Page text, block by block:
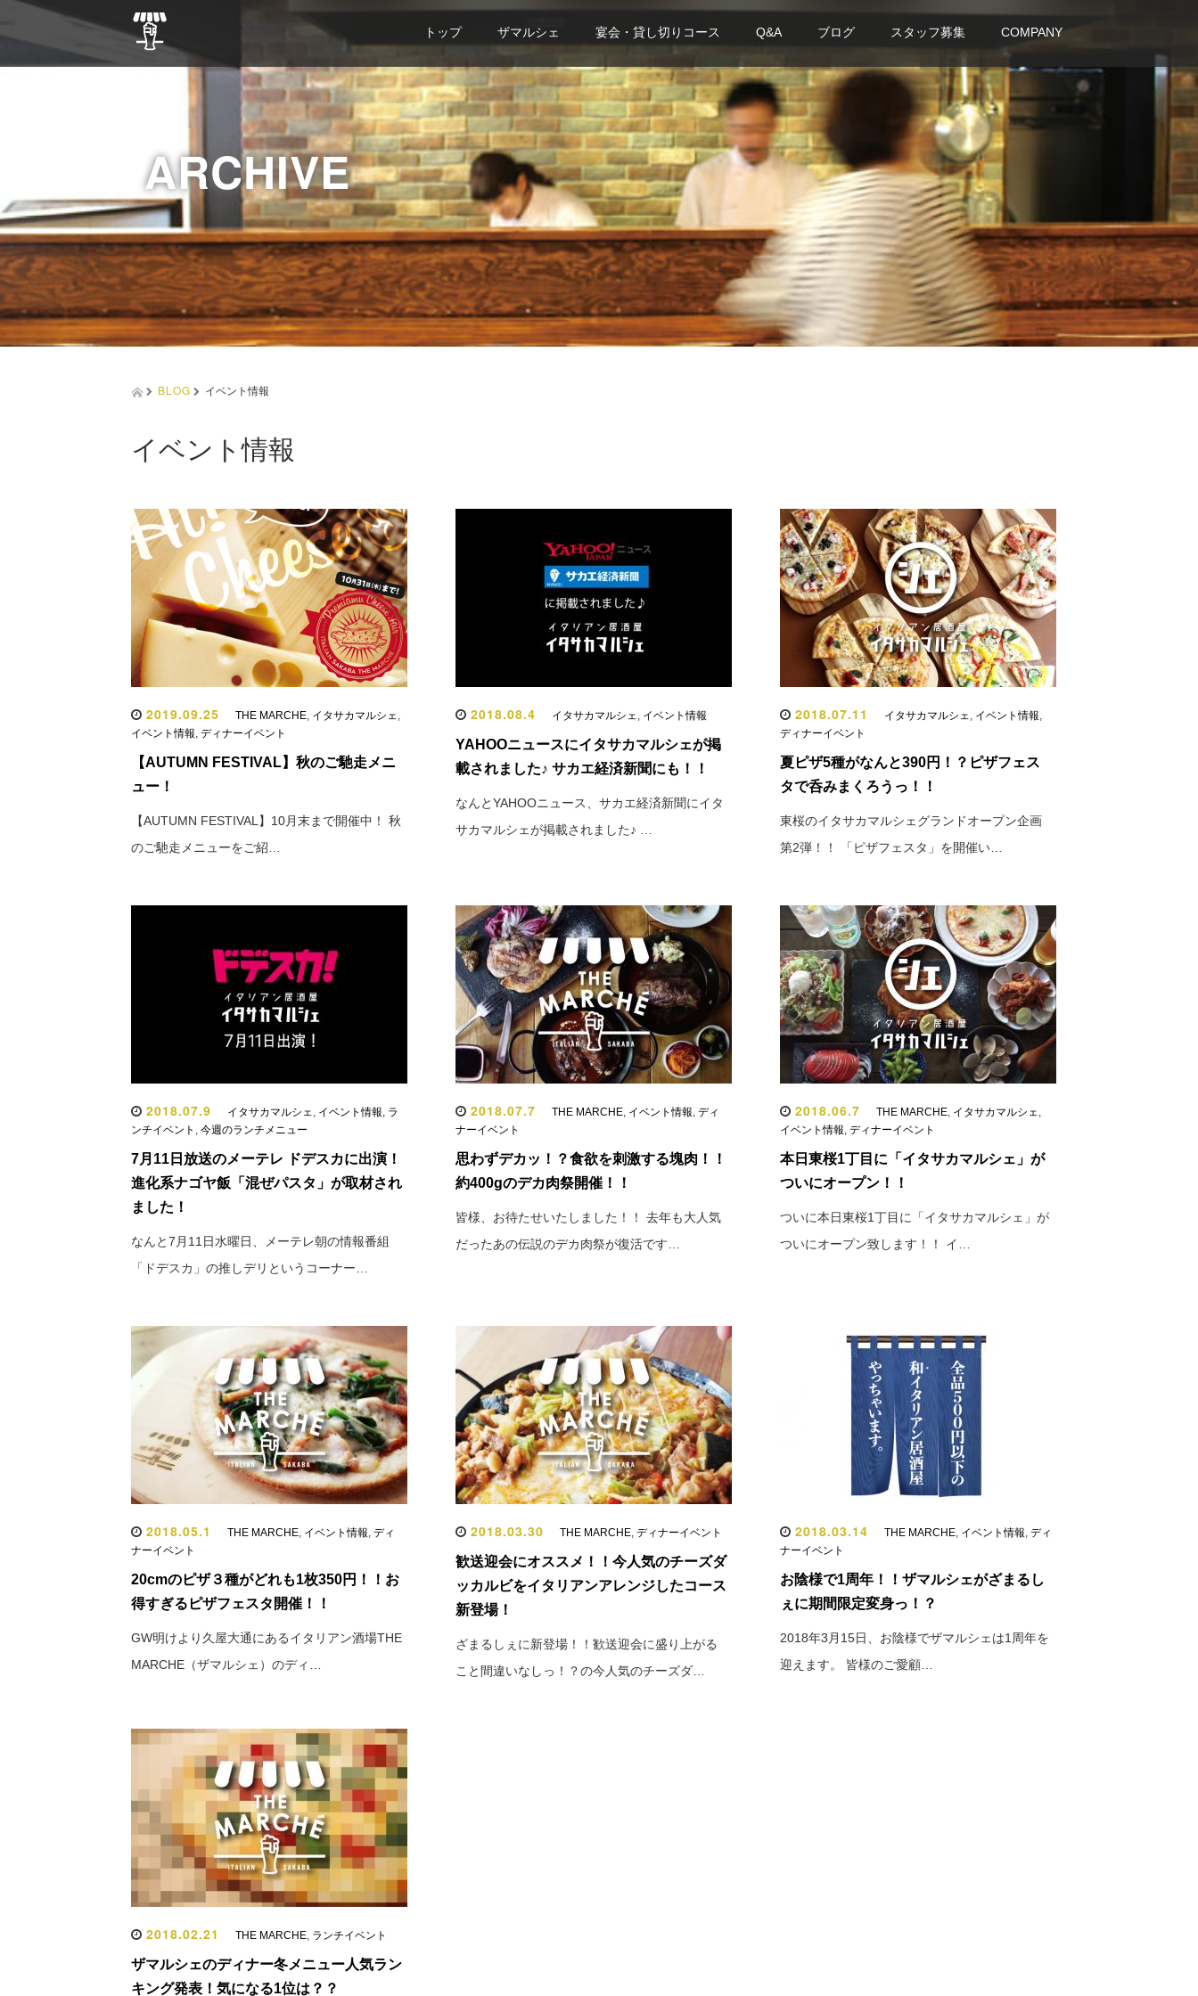
トップ ザマルシェ 宴会・貸し切りコース Q&A ブログ スタッフ募集 COMPANY
ARCHIVE
BLOG イベント情報
イベント情報
2019.09.25 THE MARCHE, イタサカマルシェ,
イベント情報, ディナーイベント
【AUTUMN FESTIVAL】秋のご馳走メニ
ュー！
【AUTUMN FESTIVAL】10月末まで開催中！ 秋
のご馳走メニューをご紹…
2018.08.4 イタサカマルシェ, イベント情報
YAHOOニュースにイタサカマルシェが掲
載されました♪ サカエ経済新聞にも！！
なんとYAHOOニュース、サカエ経済新聞にイタ
サカマルシェが掲載されました♪ …
2018.07.11 イタサカマルシェ, イベント情報,
ディナーイベント
夏ピザ5種がなんと390円！？ピザフェス
タで呑みまくろうっ！！
東桜のイタサカマルシェグランドオープン企画
第2弾！！ 「ピザフェスタ」を開催い…
2018.07.9 イタサカマルシェ, イベント情報, ラ
ンチイベント , 今週のランチメニュー
7月11日放送のメーテレ ドデスカに出演！
進化系ナゴヤ飯「混ぜパスタ」が取材され
ました！
なんと7月11日水曜日、メーテレ朝の情報番組
「ドデスカ」の推しデリというコーナー…
2018.07.7 THE MARCHE, イベント情報, ディ
ナーイベント
思わずデカッ！？食欲を刺激する塊肉！！
約400gのデカ肉祭開催！！
皆様、お待たせいたしました！！ 去年も大人気
だったあの伝説のデカ肉祭が復活です…
2018.06.7 THE MARCHE, イタサカマルシェ,
イベント情報, ディナーイベント
本日東桜1丁目に「イタサカマルシェ」が
ついにオープン！！
ついに本日東桜1丁目に「イタサカマルシェ」が
ついにオープン致します！！ イ…
2018.05.1 THE MARCHE, イベント情報, ディ
ナーイベント
20cmのピザ３種がどれも1枚350円！！お
得すぎるピザフェスタ開催！！
GW明けより久屋大通にあるイタリアン酒場THE
MARCHE（ザマルシェ）のディ…
2018.03.30 THE MARCHE, ディナーイベント
歓送迎会にオススメ！！今人気のチーズダ
ッカルビをイタリアンアレンジしたコース
新登場！
ざまるしぇに新登場！！歓送迎会に盛り上がる
こと間違いなしっ！？の今人気のチーズダ…
2018.03.14 THE MARCHE, イベント情報, ディ
ナーイベント
お陰様で1周年！！ザマルシェがざまるし
ぇに期間限定変身っ！？
2018年3月15日、お陰様でザマルシェは1周年を
迎えます。 皆様のご愛顧…
2018.02.21 THE MARCHE, ランチイベント
ザマルシェのディナー冬メニュー人気ラン
キング発表！気になる1位は？？